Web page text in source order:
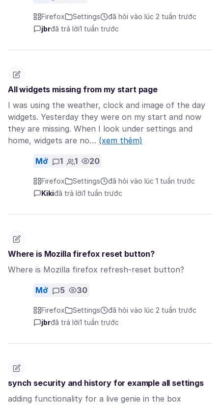
Firefox Settings
đã hỏi vào lúc 2 tuần trước
jbrđã trả lời1 tuần trước
All widgets missing from my start page
I was using the weather, clock and image of the day
widgets. Yesterday they were on my start and now
they are missing. When I look under settings and
home, widgets are no… (xem thêm)
Mở 1 1 20
Firefox Settings
đã hỏi vào lúc 1 tuần trước
Kikiđã trả lời1 tuần trước
Where is Mozilla firefox reset button?
Where is Mozilla firefox refresh-reset button?
Mở 5 30
Firefox Settings
đã hỏi vào lúc 2 tuần trước
jbrđã trả lời1 tuần trước
synch security and history for example all settings
adding functionality for a live genie in the box